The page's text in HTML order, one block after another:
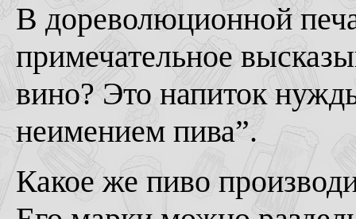
В дореволюционной
примечательное
вино? Это напиток
неимением пива”.
Какое же пиво